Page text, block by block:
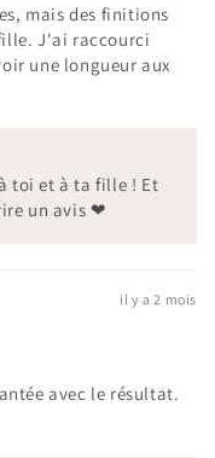
mais des finitions
J'ai raccourci
une longueur aux
toi et à ta fille ! Et
un avis ❤
il y a 2 mois
avec le résultat.